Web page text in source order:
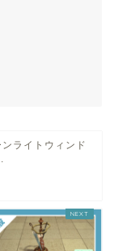
ライトウィンド